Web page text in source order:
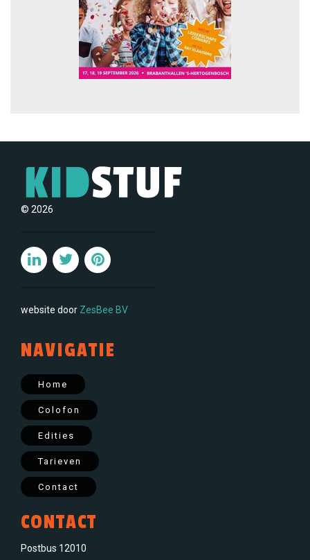
© 2026
website door ZesBee BV
NAVIGATIE
Home
Colofon
Edities
Tarieven
Contact
CONTACT
Postbus 12010